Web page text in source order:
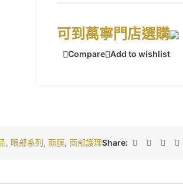
可到萬寧門店選購
Compare Add to wishlist
, 眼部系列, 面膜, 面部護理Share: